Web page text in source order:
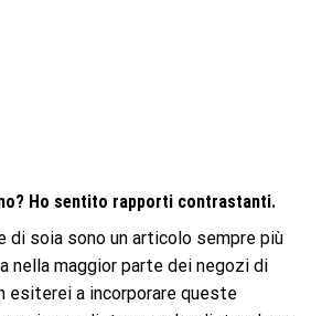
Ho sentito rapporti contrastanti.
di soia sono un articolo sempre più
nella maggior parte dei negozi di
esiterei a incorporare queste